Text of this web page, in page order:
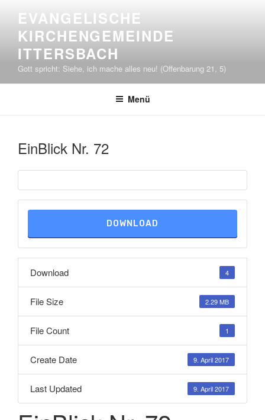
springen
EVANGELISCHE
KIRCHENGEMEINDE
ITTERSBACH
Gott spricht: Siehe, ich mache alles neu! (Offenbarung 21, 5)
Menü
EinBlick Nr. 72
DOWNLOAD
Download 4
File Size 2.29 MB
File Count 1
Create Date 9. April 2017
Last Updated 9. April 2017